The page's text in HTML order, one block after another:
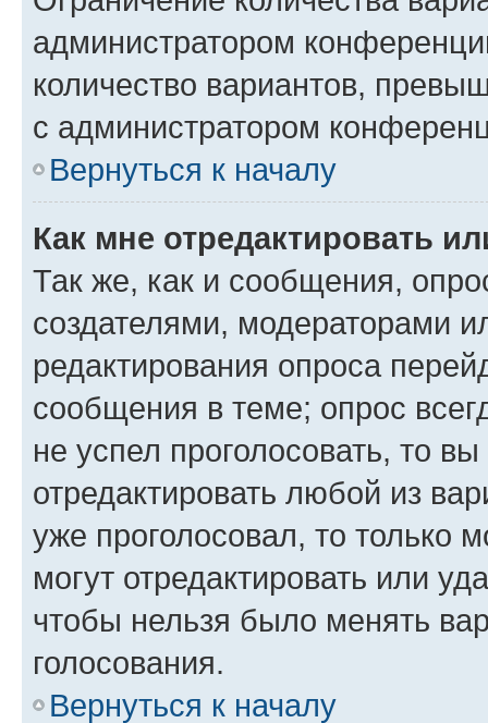
администратором
количество вариантов,
с администратором
Вернуться к началу
Как мне отредактировать
Так же, как и сообщения,
создателями, модераторами
редактирования опроса
сообщения в теме; опрос
не успел проголосовать, то
отредактировать любой из
уже проголосовал, то только
могут отредактировать или
чтобы нельзя было менять
голосования.
Вернуться к началу